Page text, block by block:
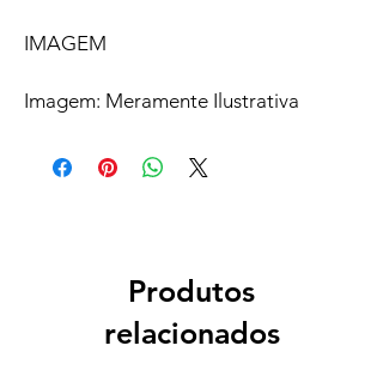
IMAGEM
Imagem: Meramente Ilustrativa
Produtos
relacionados